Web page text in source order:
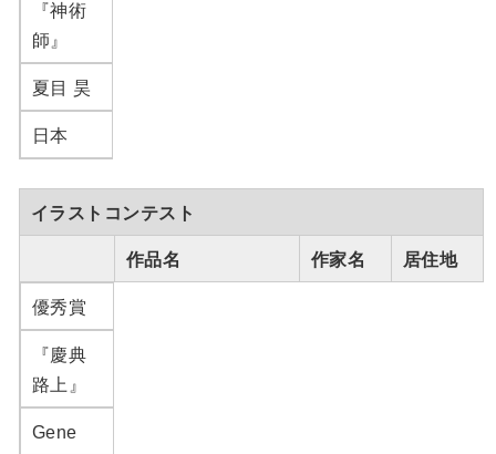
『神術
師』
夏目 昊
日本
イラストコンテスト
作品名 作家名 居住地
優秀賞
『慶典
路上』
Gene